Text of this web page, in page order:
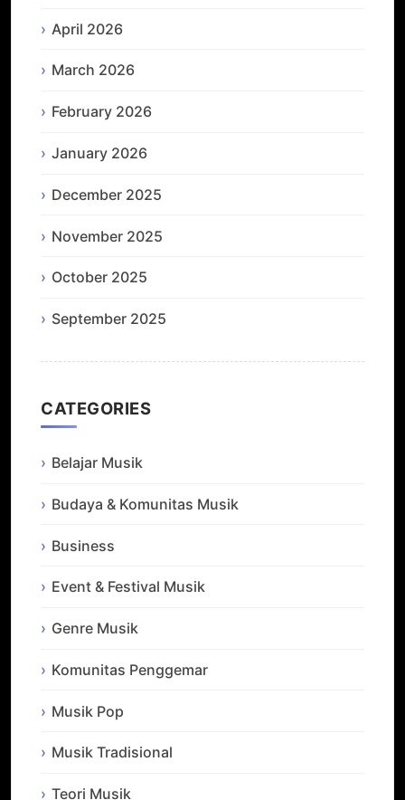
April 2026
March 2026
February 2026
January 2026
December 2025
November 2025
October 2025
September 2025
CATEGORIES
Belajar Musik
Budaya & Komunitas Musik
Business
Event & Festival Musik
Genre Musik
Komunitas Penggemar
Musik Pop
Musik Tradisional
Teori Musik